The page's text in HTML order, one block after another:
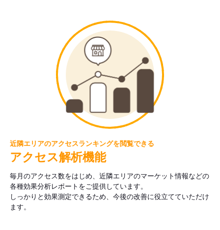
近隣エリアのアクセスランキングを閲覧できる
アクセス解析機能
毎月のアクセス数をはじめ、近隣エリアのマーケット情報などの
各種効果分析レポートをご提供しています。
しっかりと効果測定できるため、今後の改善に役立てていただけ
ます。